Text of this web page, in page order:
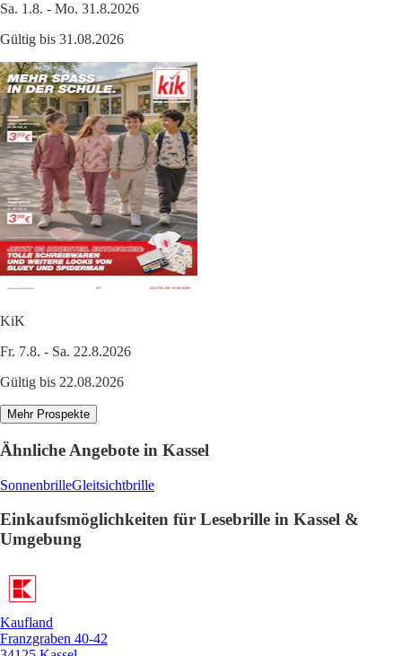
Sa. 1.8. - Mo. 31.8.2026
Gültig bis 31.08.2026
KiK
Fr. 7.8. - Sa. 22.8.2026
Gültig bis 22.08.2026
Mehr Prospekte
Ähnliche Angebote in Kassel
SonnenbrilleGleitsichtbrille
Einkaufsmöglichkeiten für Lesebrille in Kassel &
Umgebung
Kaufland
Franzgraben 40-42